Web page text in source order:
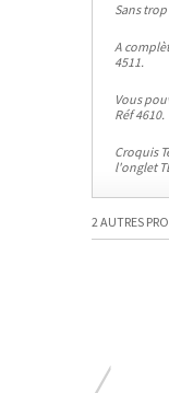
Sans
A
4511.
Vous
Réf 4610.
Croquis
l'onglet
2 AUTRES